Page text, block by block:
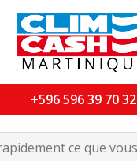
+596 596 39 70 32